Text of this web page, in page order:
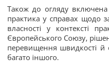
Також до огляду
практика у справах щодо
власності у контексті
Європейського Союзу,
перевищення швидкості й
багато іншого.